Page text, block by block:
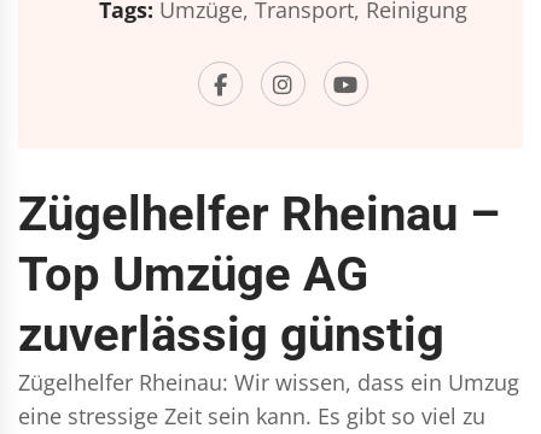
Tags: Umzüge, Transport, Reinigung
Zügelhelfer Rheinau –
Top Umzüge AG
zuverlässig günstig
Zügelhelfer Rheinau: Wir wissen, dass ein Umzug
eine stressige Zeit sein kann. Es gibt so viel zu